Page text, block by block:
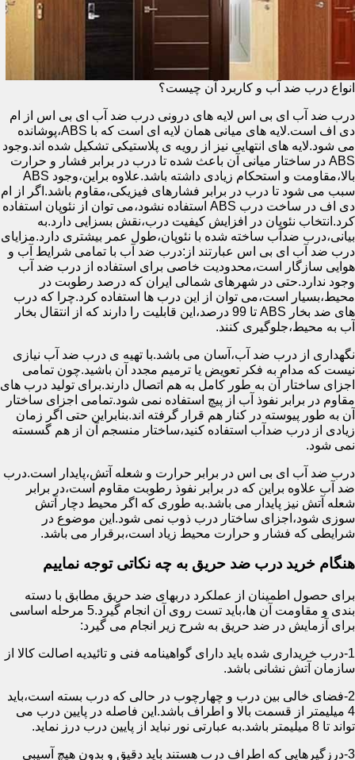
انواع درب ضد آب و کاربرد آن چیست؟
درب ضد آب ای بی اس لایه های درونی درب ضد آب ای بی اس از ام
دی اف است.لایه های میانی همان لایه ای است که با ABS،پوشانده
می شود.لایه های انتهایی نیز از رویه ی پلاستیکی تشکیل شده اند.وجود
ABS در ساختار میانی آن باعث شده تا درب در برابر فشار و حرارت
بالا،مقاومت و استحکام زیادی داشته باشد.علاوه براین،وجود ABS
سبب می شود تا درب در برابر فشارهای فیزیکی،مقاوم باشد.اگر از ام
دی اف در ساخت درب ABS استفاده نشود،می توان از نئوپان استفاده
کرد.انتخاب نئوپان در افزایش کیفیت درب،نقش بسزایی دارد.به
بیانی،درب ضدآب ساخته شده با نئوپان،طول عمر بیشتری دارد.مزایای
درب ضد آب ای بی اس عبارتند از:درب ضد آب با تمامی شرایط آب و
هوایی سازگار است،محدودیت خاصی برای استفاده از درب ضد آب
وجود ندارد.حتی در شهرهای شمالی ایران که درصد رطوبت در
محیط،بسیار است،می توان از این درب ها استفاده کرد.چرا که درب
های ضد بخار ABS تا 99 درصد،این قابلیت را دارند که از انتقال بخار
آب به محیط،جلوگیری کنند.
نگهداری از درب ضد آب،آسان می باشد.با تهیه ی درب ضد آب نیازی
نیست که مدام به فکر تعویض یا ترمیم مجدد آن باشید.چون تمامی
اجزای ساختار آن به طور کامل به هم اتصال دارند.برای تولید درب های
مقاوم در برابر نفوذ آب از پیچ استفاده نمی شود.تمامی اجزای ساختار
آن به طور پیوسته در کنار هم قرار گرفته اند.بنابراین حتی اگر زمان
زیادی از درب ضدآب استفاده کنید،ساختار منسجم آن از هم گسسته
نمی شود.
درب ضد آب ای بی اس در برابر حرارت و شعله آتش،پایدار است.درب
ضد آب علاوه براین که در برابر نفوذ رطوبت مقاوم است،در برابر
شعله آتش نیز پایدار می باشد.به طوری که اگر محیط دچار آتش
سوزی شود،اجزای ساختار درب ذوب نمی شود.این موضوع در
شرایطی که فشار و حرارت محیط زیاد است،برقرار می باشد.
هنگام خرید درب ضد حریق به چه نکاتی توجه نماییم
برای حصول اطمینان از عملکرد دربهای ضد حریق مطابق با دسته
بندی و مقاومت آن ها،باید تست روی آن انجام گیرد.5 مرحله اساسی
برای آزمایش در ضد حریق به شرح زیر انجام می گیرد:
1-درب خریداری شده باید دارای گواهینامه فنی و تائیدیه اصالت کالا از
سازمان آتش نشانی باشد.
2-فضای خالی بین درب و چهارچوب در حالی که درب بسته است،باید
4 میلیمتر از قسمت بالا و اطراف باشد.این فاصله در پایین درب می
تواند تا 8 میلیمتر باشد.به عبارتی نور نباید از پایین درب درز نماید.
3-درزگیرهایی که اطراف درب هستند باید دقیق و بدون هیچ آسیبی